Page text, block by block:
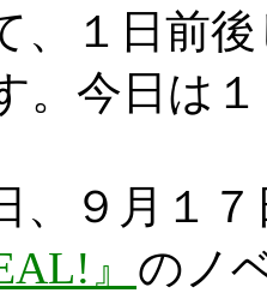
、１日前
。今日は
９月１７
』 のノ